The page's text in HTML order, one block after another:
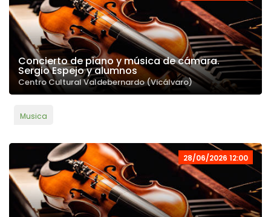
Concierto de piano y música de cámara.
Sergio Espejo y alumnos
Centro Cultural Valdebernardo (Vicálvaro)
Musica
28/06/2026 12:00